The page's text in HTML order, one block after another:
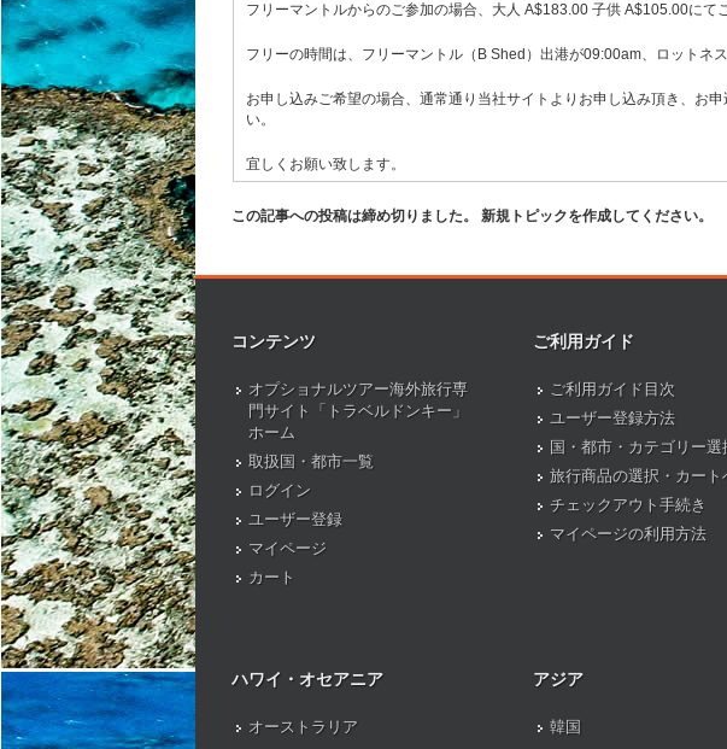
フリーマントルからのご参加の場合、大人 A$183.00 子供 A$105.00にて
フリーの時間は、フリーマントル（B Shed）出港が09:00am、ロットネ
お申し込みご希望の場合、通常通り当社サイトよりお申し込み頂き、お
い。
宜しくお願い致します。
この記事への投稿は締め切りました。 新規トピックを作成してください。
コンテンツ
オプショナルツアー海外旅行専
門サイト「トラベルドンキー」
ホーム
取扱国・都市一覧
ログイン
ユーザー登録
マイページ
カート
ご利用ガイド
ご利用ガイド目次
ユーザー登録方法
国・都市・カテゴリー選
旅行商品の選択・カート
チェックアウト手続き
マイページの利用方法
ハワイ・オセアニア
オーストラリア
アジア
韓国